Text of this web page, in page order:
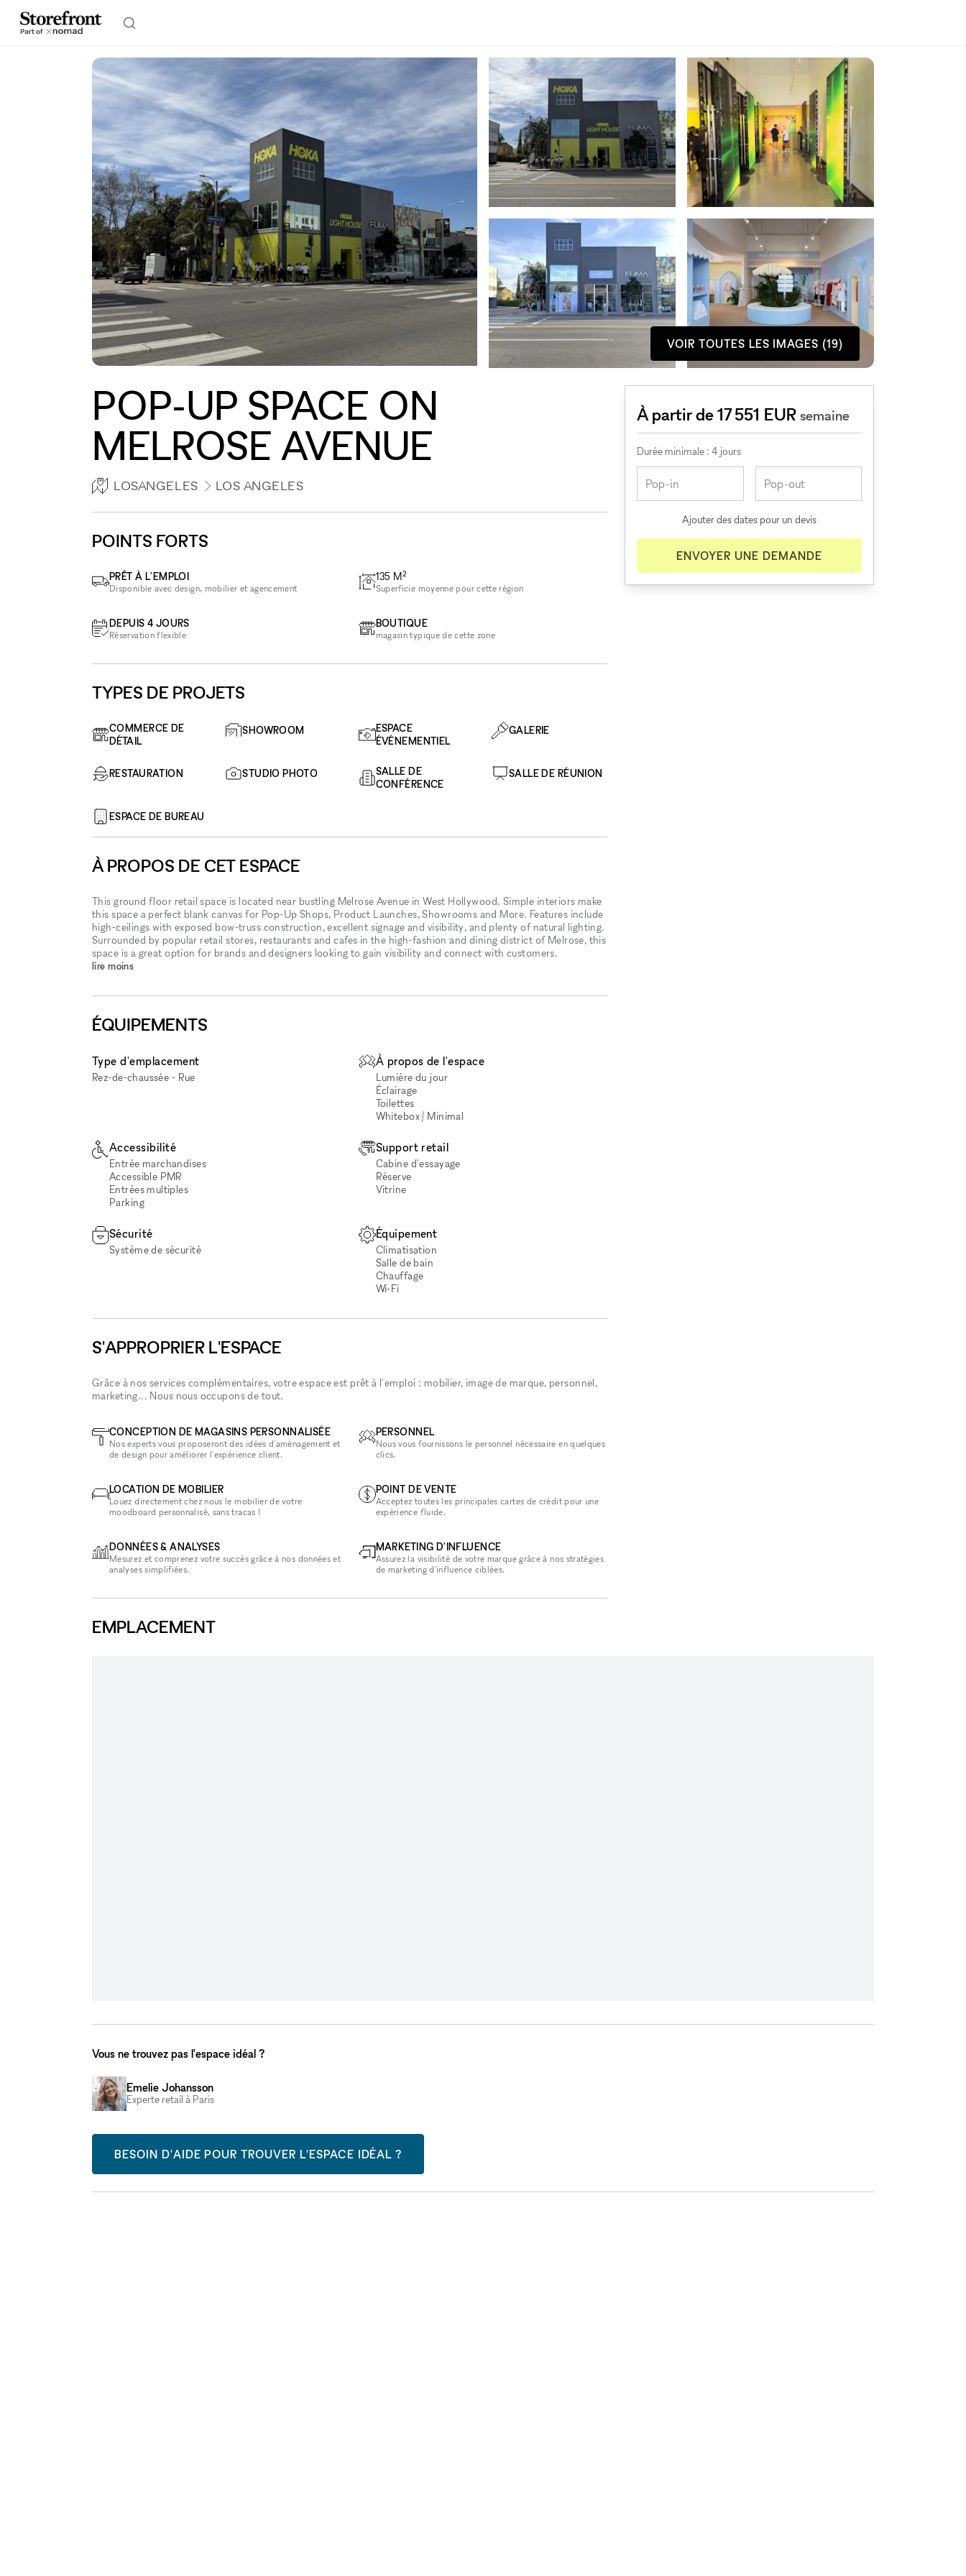
VOIR TOUTES LES IMAGES (19)
POP-UP SPACE ON
MELROSE AVENUE
LOSANGELES LOS ANGELES
POINTS FORTS
PRÊT À L'EMPLOI
Disponible avec design, mobilier et agencement
DEPUIS 4 JOURS
Réservation flexible
135 M2
Superficie moyenne pour cette région
BOUTIQUE
magasin typique de cette zone
TYPES DE PROJETS
COMMERCE DE
DÉTAIL
SHOWROOM
ESPACE
ÉVÉNEMENTIEL
GALERIE
RESTAURATION STUDIO PHOTO
SALLE DE
CONFÉRENCE
SALLE DE RÉUNION
ESPACE DE BUREAU
À PROPOS DE CET ESPACE
This ground floor retail space is located near bustling Melrose Avenue in West Hollywood. Simple interiors make
this space a perfect blank canvas for Pop-Up Shops, Product Launches, Showrooms and More. Features include
high-ceilings with exposed bow-truss construction, excellent signage and visibility, and plenty of natural lighting.
Surrounded by popular retail stores, restaurants and cafes in the high-fashion and dining district of Melrose, this
space is a great option for brands and designers looking to gain visibility and connect with customers.
lire moins
ÉQUIPEMENTS
Type d'emplacement
Rez-de-chaussée - Rue
À propos de l'espace
Lumière du jour
Éclairage
Toilettes
Whitebox / Minimal
Accessibilité
Entrée marchandises
Accessible PMR
Entrées multiples
Parking
Support retail
Cabine d'essayage
Réserve
Vitrine
Sécurité
Système de sécurité
Équipement
Climatisation
Salle de bain
Chauffage
Wi‑Fi
S'APPROPRIER L'ESPACE
Grâce à nos services complémentaires, votre espace est prêt à l'emploi : mobilier, image de marque, personnel,
marketing... Nous nous occupons de tout.
CONCEPTION DE MAGASINS PERSONNALISÉE
Nos experts vous proposeront des idées d'aménagement et
de design pour améliorer l'expérience client.
LOCATION DE MOBILIER
Louez directement chez nous le mobilier de votre
moodboard personnalisé, sans tracas !
DONNÉES & ANALYSES
Mesurez et comprenez votre succès grâce à nos données et
analyses simplifiées.
PERSONNEL
Nous vous fournissons le personnel nécessaire en quelques
clics.
POINT DE VENTE
Acceptez toutes les principales cartes de crédit pour une
expérience fluide.
MARKETING D'INFLUENCE
Assurez la visibilité de votre marque grâce à nos stratégies
de marketing d'influence ciblées.
À partir de 17 551 EURsemaine
Durée minimale : 4 jours
Ajouter des dates pour un devis
ENVOYER UNE DEMANDE
EMPLACEMENT
Vous ne trouvez pas l'espace idéal ?
Emelie Johansson
Experte retail à Paris
BESOIN D'AIDE POUR TROUVER L'ESPACE IDÉAL ?